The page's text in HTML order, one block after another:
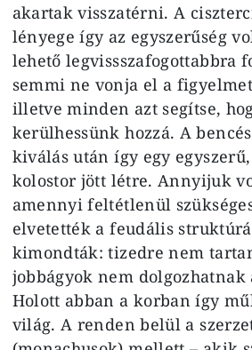
akartak visszatérni. A
lényege így az egyszerűség
lehető legvissszafogottabbra
semmi ne vonja el a
illetve minden azt segítse,
kerülhessünk hozzá. A
kiválás után így egy
kolostor jött létre. Annyijuk
amennyi feltétlenül
elvetették a feudális
kimondták: tizedre nem
jobbágyok nem
Holott abban a korban így
világ. A renden belül a